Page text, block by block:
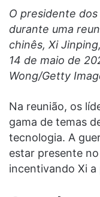
O presidente dos
durante uma
chinês, Xi
14 de maio de
Wong/Getty
Na reunião, os
gama de temas
tecnologia. A
estar presente
incentivando Xi a